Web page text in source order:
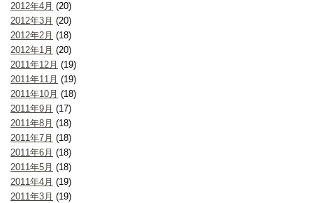
2012年4月 (20)
2012年3月 (20)
2012年2月 (18)
2012年1月 (20)
2011年12月 (19)
2011年11月 (19)
2011年10月 (18)
2011年9月 (17)
2011年8月 (18)
2011年7月 (18)
2011年6月 (18)
2011年5月 (18)
2011年4月 (19)
2011年3月 (19)